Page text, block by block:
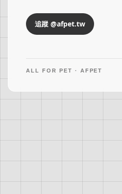
追蹤 @afpet.tw
ALL FOR PET · AFPET